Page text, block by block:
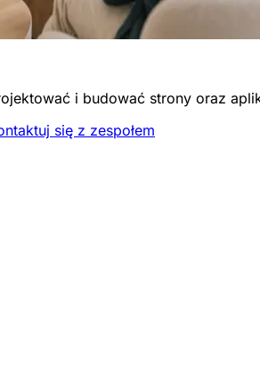
i budować strony oraz
się z zespołem